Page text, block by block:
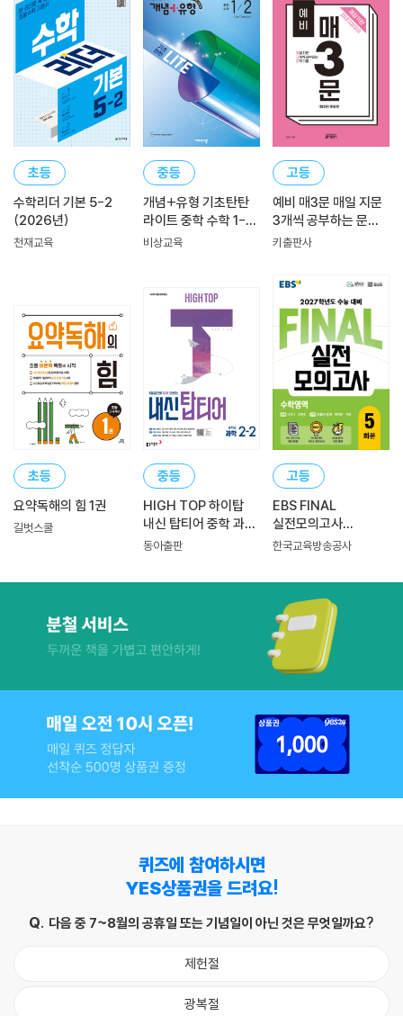
초등
수학리더 기본 5-2
(2026년)
천재교육
중등
개념+유형 기초탄탄
라이트 중학 수학 1-2
(2026년)
비상교육
고등
예비 매3문 매일 지문
3개씩 공부하는 문학
기출
키출판사
초등
요약독해의 힘 1권
길벗스쿨
중등
HIGH TOP 하이탑
내신 탑티어 중학 과학
2-2 (2026년)
동아출판
고등
EBS FINAL
실전모의고사
수학영역 (2026년)
한국교육방송공사
퀴즈에 참여하시면
YES상품권을 드려요!
다음 중 7~8월의 공휴일 또는 기념일이 아닌 것은 무엇일까요?
제헌절
광복절